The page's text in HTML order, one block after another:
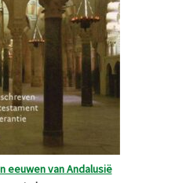
eeuwen van Andalusië